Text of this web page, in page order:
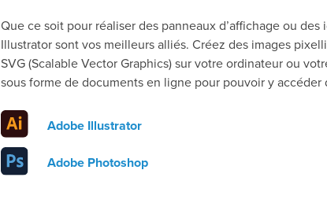
Que ce soit pour réaliser des panneaux d’affichage ou
Illustrator sont vos meilleurs alliés. Créez des images
SVG (Scalable Vector Graphics) sur votre ordinateur ou
sous forme de documents en ligne pour pouvoir y accéder
Adobe Illustrator
Adobe Photoshop